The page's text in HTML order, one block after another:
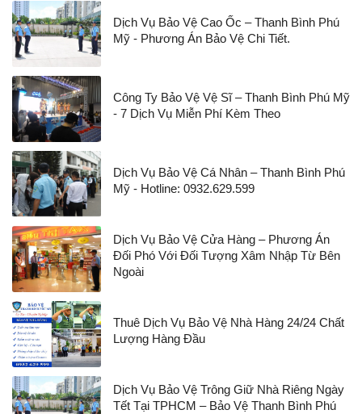
Dịch Vụ Bảo Vệ Cao Ốc – Thanh Bình Phú
Mỹ - Phương Án Bảo Vệ Chi Tiết.
Công Ty Bảo Vệ Vệ Sĩ – Thanh Bình Phú Mỹ
- 7 Dịch Vụ Miễn Phí Kèm Theo
Dịch Vụ Bảo Vệ Cá Nhân – Thanh Bình Phú
Mỹ - Hotline: 0932.629.599
Dịch Vụ Bảo Vệ Cửa Hàng – Phương Án
Đối Phó Với Đối Tượng Xâm Nhập Từ Bên
Ngoài
Thuê Dịch Vụ Bảo Vệ Nhà Hàng 24/24 Chất
Lượng Hàng Đầu
Dịch Vụ Bảo Vệ Trông Giữ Nhà Riêng Ngày
Tết Tại TPHCM – Bảo Vệ Thanh Bình Phú